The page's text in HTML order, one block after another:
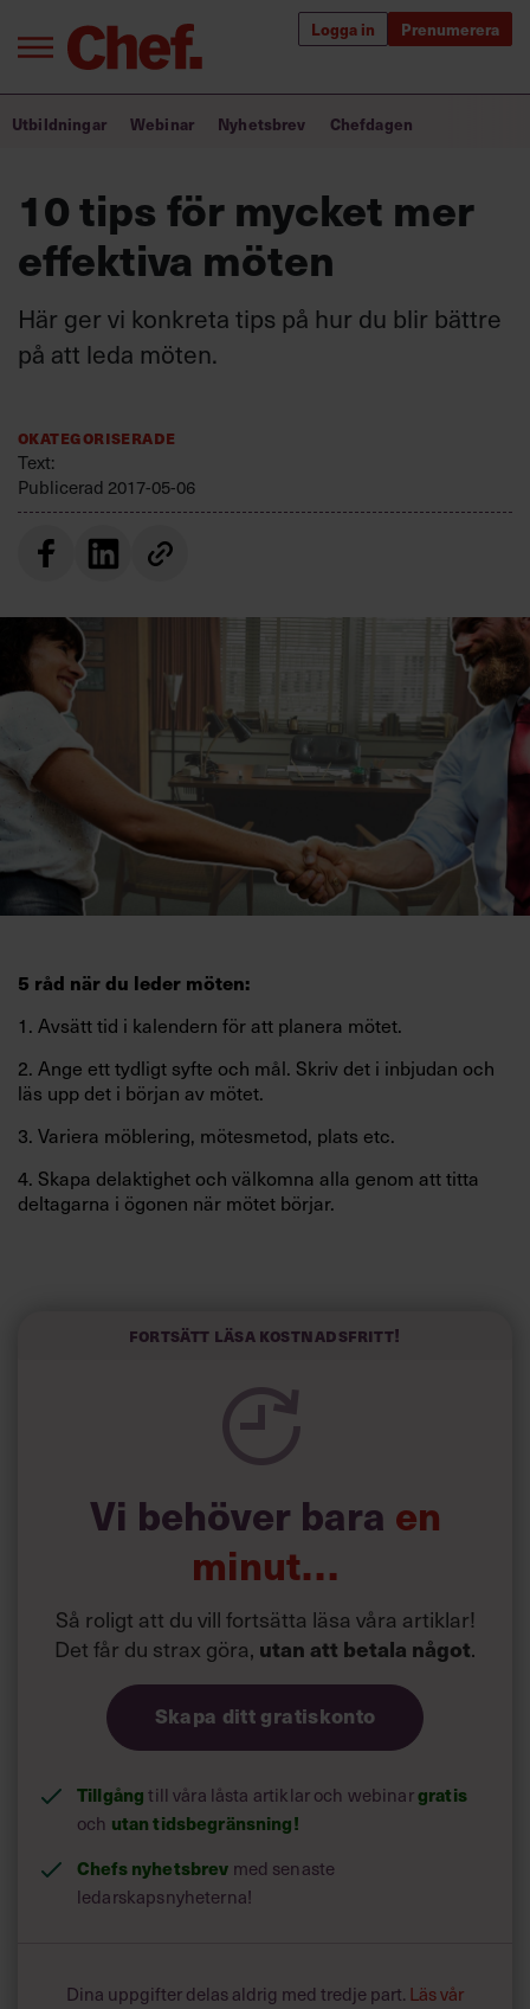
Logga in Prenumerera
Logga in
Annonsera
Kontakta oss
Kundservice
Villkor och policy för
personuppgiftsbehandling
Sök
efter:
Bra ledare förändrar världen
Utbildning för ledare
Chefakademin+
Populära utbildningar
Utbildningar Webinar Nyhetsbrev Chefdagen
10 tips för mycket mer
effektiva möten
Här ger vi konkreta tips på hur du blir bättre
på att leda möten.
Okategoriserade
Text:
Publicerad 2017-05-06
5 råd när du leder möten:
1. Avsätt tid i kalendern för att planera mötet.
2. Ange ett tydligt syfte och mål. Skriv det i inbjudan och
läs upp det i början av mötet.
3. Variera möblering, mötesmetod, plats etc.
4. Skapa delaktighet och välkomna alla genom att titta
deltagarna i ögonen när mötet börjar.
Fortsätt läsa kostnadsfritt!
Vi behöver bara en
minut…
Så roligt att du vill fortsätta läsa våra artiklar!
Det får du strax göra, utan att betala något.
Skapa ditt gratiskonto
Tillgångtill våra låsta artiklar och webinargratis
och utan tidsbegränsning!
Chefs nyhetsbrev med senaste
ledarskapsnyheterna!
Dina uppgifter delas aldrig med tredje part. Läs vår